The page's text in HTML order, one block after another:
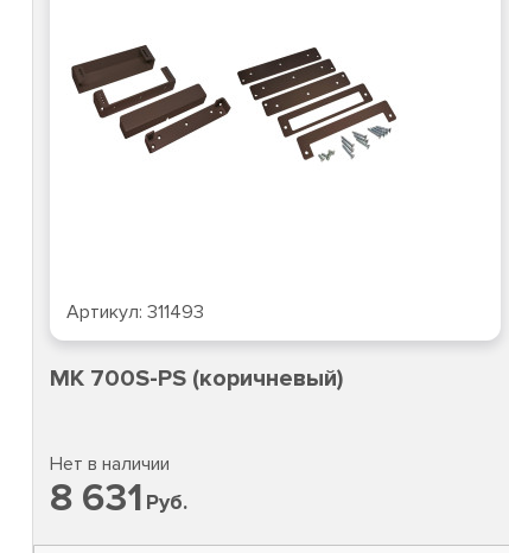
Артикул: 311493
MK 700S-PS (коричневый)
Нет в наличии
8 631 Руб.